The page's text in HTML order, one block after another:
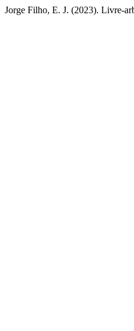
Jorge Filho, E. J. (2023). Livre-